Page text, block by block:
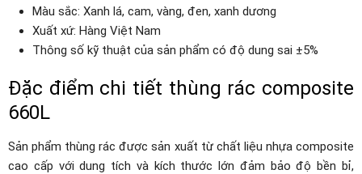
Màu sắc: Xanh lá, cam, vàng, đen, xanh dương
Xuất xứ: Hàng Việt Nam
Thông số kỹ thuật của sản phẩm có độ dung sai ±5%
Đặc điểm chi tiết thùng rác composite
660L
Sản phẩm thùng rác được sản xuất từ chất liệu nhựa composite
cao cấp với dung tích và kích thước lớn đảm bảo độ bền bỉ,